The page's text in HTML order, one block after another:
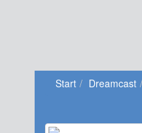
Start Dreamcast